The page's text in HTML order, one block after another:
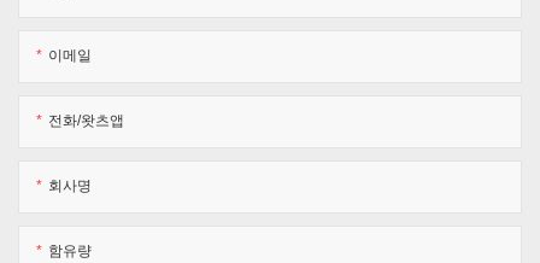
이메일
전화/왓츠앱
회사명
함유량